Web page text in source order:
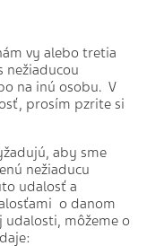
vy alebo tretia
nežiaducou
na inú osobu. V
prosím pzrite si
aby sme
nežiaducu
udalosť a
o danom
udalosti, môžeme o